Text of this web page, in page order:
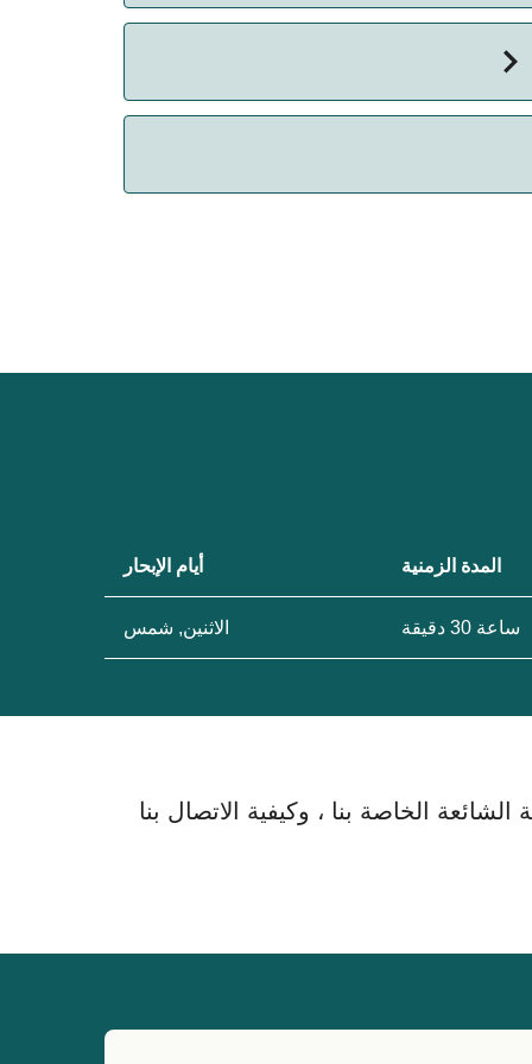
المدة الزمنية أيام الإبحار
ساعة 30 دقيقة الاثنين, شمس
الخاصة بنا ، وكيفية الاتصال بنا